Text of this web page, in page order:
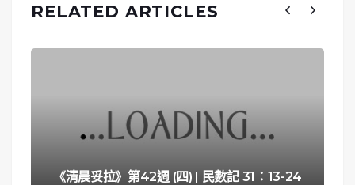
RELATED ARTICLES
《清晨妥拉》第42週 (四) | 民數記 31：13-24